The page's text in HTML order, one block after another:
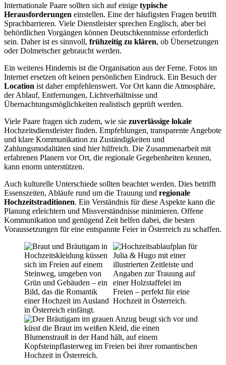
Internationale Paare sollten sich auf einige typische
Herausforderungen einstellen. Eine der häufigsten Fragen betrifft
Sprachbarrieren. Viele Dienstleister sprechen Englisch, aber bei
behördlichen Vorgängen können Deutschkenntnisse erforderlich
sein. Daher ist es sinnvoll, frühzeitig zu klären, ob Übersetzungen
oder Dolmetscher gebraucht werden.
Ein weiteres Hindernis ist die Organisation aus der Ferne. Fotos im
Internet ersetzen oft keinen persönlichen Eindruck. Ein Besuch der
Location ist daher empfehlenswert. Vor Ort kann die Atmosphäre,
der Ablauf, Entfernungen, Lichtverhältnisse und
Übernachtungsmöglichkeiten realistisch geprüft werden.
Viele Paare fragen sich zudem, wie sie zuverlässige lokale
Hochzeitsdienstleister finden. Empfehlungen, transparente Angebote
und klare Kommunikation zu Zuständigkeiten und
Zahlungsmodalitäten sind hier hilfreich. Die Zusammenarbeit mit
erfahrenen Planern vor Ort, die regionale Gegebenheiten kennen,
kann enorm unterstützen.
Auch kulturelle Unterschiede sollten beachtet werden. Dies betrifft
Essenszeiten, Abläufe rund um die Trauung und regionale
Hochzeitstraditionen. Ein Verständnis für diese Aspekte kann die
Planung erleichtern und Missverständnisse minimieren. Offene
Kommunikation und genügend Zeit helfen dabei, die besten
Voraussetzungen für eine entspannte Feier in Österreich zu schaffen.